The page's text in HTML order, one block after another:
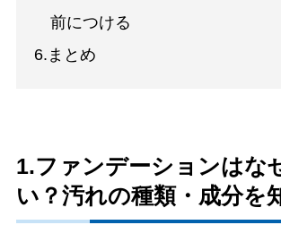
前につける
6.まとめ
1.ファンデーションはな
い？汚れの種類・成分を